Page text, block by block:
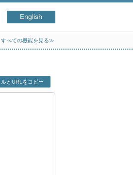
English
すべての機能を見る≫
ルとURLをコピー